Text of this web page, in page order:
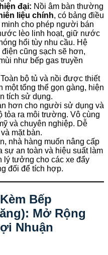
đại: Nồi âm bàn thường
liệu chính, có bảng điều
cho phép người bán
lèo linh hoạt, giữ nước
hổi tùy nhu cầu. Hệ
cũng sạch sẽ hơn,
như bếp gas truyền
Toàn bộ tủ và nồi được thiết
một tổng thể gọn gàng, hiện
tích sử dụng.
hơn cho người sử dụng và
tỏa ra môi trường. Vô cùng
và chuyên nghiệp. Dễ
mặt bàn.
nhà hàng muốn nâng cấp
sự an toàn và hiệu suất làm
lý tưởng cho các xe đẩy
đối để tích hợp.
Bếp
Mở Rộng
Nhuận